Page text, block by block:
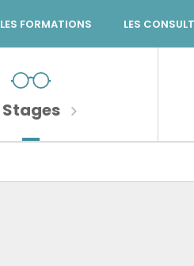
LES FORMATIONS LES
Stages